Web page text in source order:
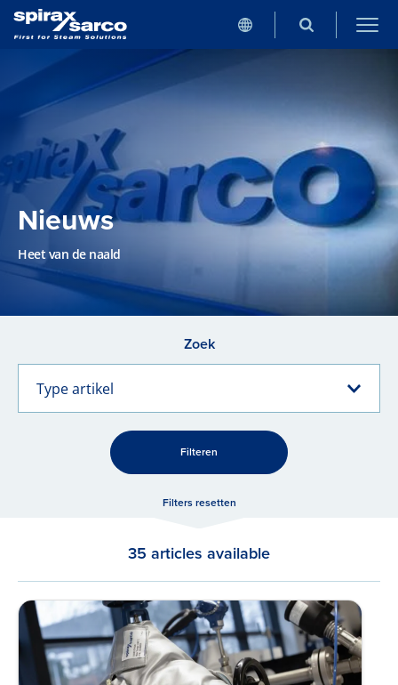
Nieuws
Heet van de naald
Zoek
Type artikel
Filteren
Filters resetten
35 articles available